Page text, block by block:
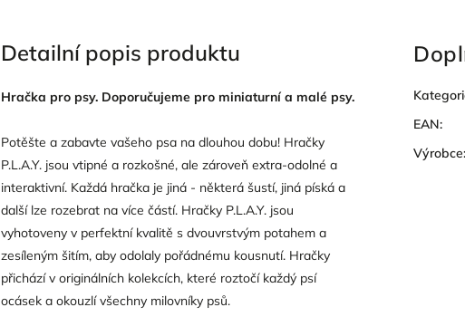
Detailní popis produktu
Hračka pro psy. Doporučujeme pro miniaturní a malé psy.
Potěšte a zabavte vašeho psa na dlouhou dobu! Hračky
P.L.A.Y. jsou vtipné a rozkošné, ale zároveň extra-odolné a
interaktivní. Každá hračka je jiná - některá šustí, jiná píská a
další lze rozebrat na více částí. Hračky P.L.A.Y. jsou
vyhotoveny v perfektní kvalitě s dvouvrstvým potahem a
zesíleným šitím, aby odolaly pořádnému kousnutí. Hračky
přichází v originálních kolekcích, které roztočí každý psí
ocásek a okouzlí všechny milovníky psů.
EAN:
Výrobce: